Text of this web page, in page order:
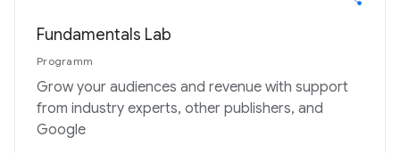
Fundamentals Lab
Programm
Grow your audiences and revenue with support
from industry experts, other publishers, and
Google